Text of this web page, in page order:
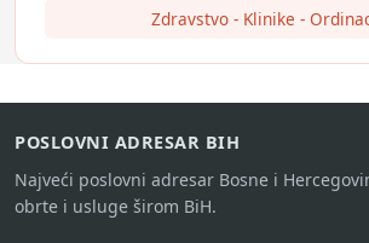
Zdravstvo - Klinike -
POSLOVNI ADRESAR BIH
Najveći poslovni adresar Bosne i
obrte i usluge širom BiH.